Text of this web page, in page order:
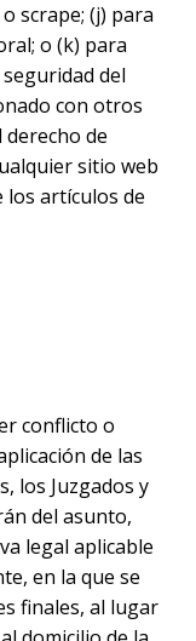
scrape; (j) para
o (k) para
del
con otros
de
sitio web
los artículos de
conflicto o
de las
los Juzgados y
del asunto,
legal aplicable
en la que se
finales, al lugar